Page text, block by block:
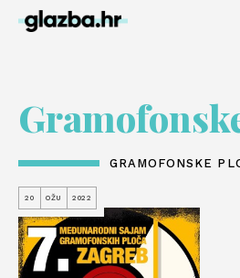
GRAMOFONSKE
20 OŽU 2022